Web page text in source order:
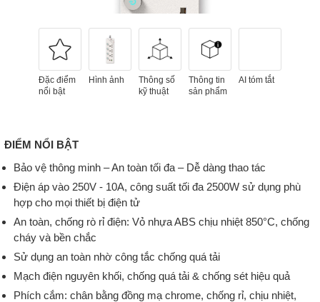
Đặc điểm
nổi bật
Hình ảnh
Thông số
kỹ thuật
Thông tin
sản phẩm
AI tóm tắt
ĐIỂM NỔI BẬT
Bảo vệ thông minh – An toàn tối đa – Dễ dàng thao tác
Điện áp vào 250V - 10A, công suất tối đa 2500W sử dụng phù
hợp cho mọi thiết bị điện tử
An toàn, chống rò rỉ điện: Vỏ nhựa ABS chịu nhiệt 850°C, chống
cháy và bền chắc
Sử dụng an toàn nhờ công tắc chống quá tải
Mạch điện nguyên khối, chống quá tải & chống sét hiệu quả
Phích cắm: chân bằng đồng mạ chrome, chống rỉ, chịu nhiệt,